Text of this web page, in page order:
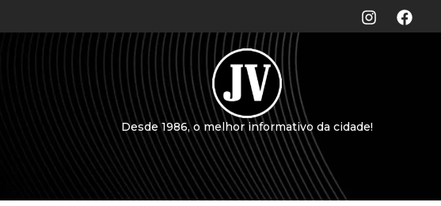
Desde 1986, o melhor informativo da cidade!